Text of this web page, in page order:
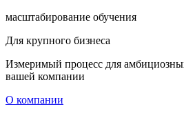
масштабирование обучения
Для крупного бизнеса
Измеримый процесс для
вашей компании
О компании